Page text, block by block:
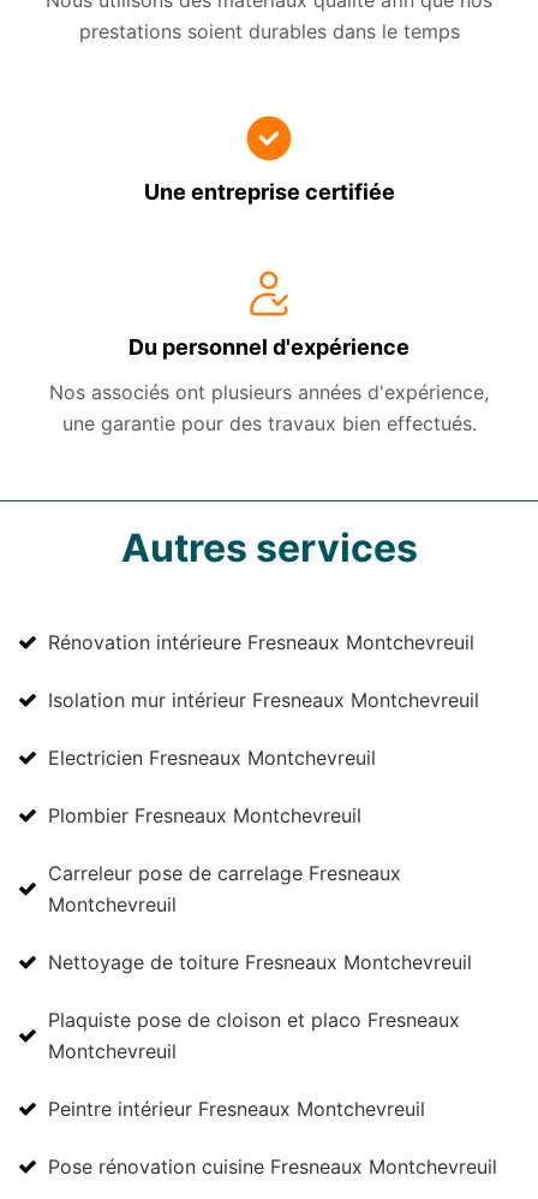
prestations soient durables dans le temps
Une entreprise certifiée
Du personnel d'expérience
Nos associés ont plusieurs années d'expérience,
une garantie pour des travaux bien effectués.
Autres services
Rénovation intérieure Fresneaux Montchevreuil
Isolation mur intérieur Fresneaux Montchevreuil
Electricien Fresneaux Montchevreuil
Plombier Fresneaux Montchevreuil
Carreleur pose de carrelage Fresneaux
Montchevreuil
Nettoyage de toiture Fresneaux Montchevreuil
Plaquiste pose de cloison et placo Fresneaux
Montchevreuil
Peintre intérieur Fresneaux Montchevreuil
Pose rénovation cuisine Fresneaux Montchevreuil